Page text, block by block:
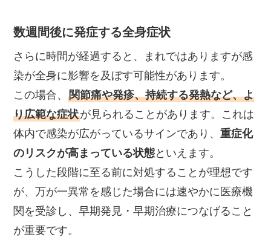
数週間後に発症する全身症状
さらに時間が経過すると、まれではありますが感
染が全身に影響を及ぼす可能性があります。
この場合、関節痛や発疹、持続する発熱など、よ
り広範な症状が見られることがあります。これは
体内で感染が広がっているサインであり、重症化
のリスクが高まっている状態といえます。
こうした段階に至る前に対処することが理想です
が、万が一異常を感じた場合には速やかに医療機
関を受診し、早期発見・早期治療につなげること
が重要です。